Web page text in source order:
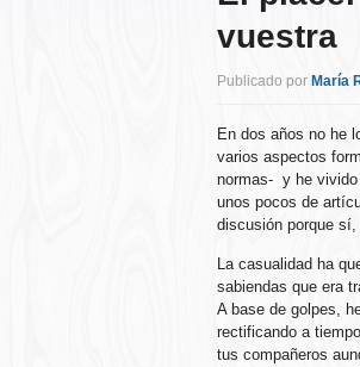
vuestra
Publicado por María
En dos años no he
varios aspectos
normas- y he vivido
unos pocos de
discusión porque sí,
La casualidad ha
sabiendas que era
A base de golpes,
rectificando a
tus compañeros